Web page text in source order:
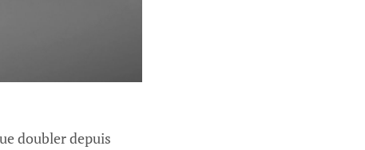
doubler depuis